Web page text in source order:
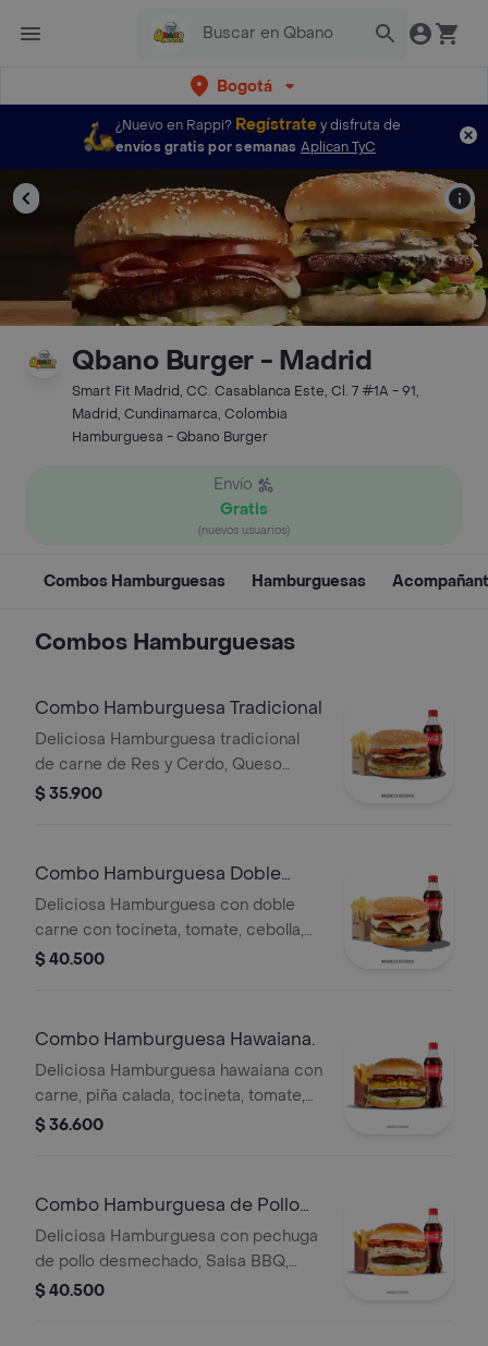
Bogotá
¿Nuevo en Rappi? Regístratey disfruta de
envíos gratis por semanas Aplican TyC
Qbano Burger - Madrid
Smart Fit Madrid, CC. Casablanca Este, Cl. 7 #1A - 91,
Madrid, Cundinamarca, Colombia
Hamburguesa - Qbano Burger
Envío
Gratis
(nuevos usuarios)
Combos Hamburguesas Hamburguesas
Combos Hamburguesas
Combo Hamburguesa Tradicional
Deliciosa Hamburguesa tradicional
de carne de Res y Cerdo, Queso
Mozzarella, Tocineta, Tomate,
$ 35.900
Combo Hamburguesa Doble
Carne
Deliciosa Hamburguesa con doble
carne con tocineta, tomate, cebolla,
salsa BBQ y queso con papas
$ 40.500
Combo Hamburguesa Hawaiana.
Deliciosa Hamburguesa hawaiana con
carne, piña calada, tocineta, tomate,
cebolla y queso con papas medianas
$ 36.600
Combo Hamburguesa de Pollo
Desmechado.
Deliciosa Hamburguesa con pechuga
de pollo desmechado, Salsa BBQ,
tocineta y queso mozarella con papas
$ 40.500